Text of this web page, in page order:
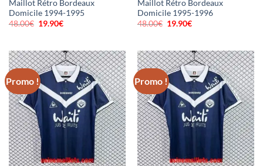
Maillot Rétro Bordeaux
Domicile 1994-1995
48.00€ Le
48.00€.
19.90€Le
19.90€.
Maillot Rétro Bordeaux
Domicile 1995-1996
48.00€ Le
48.00€.
19.90€Le
19.90€.
Promo ! Promo !